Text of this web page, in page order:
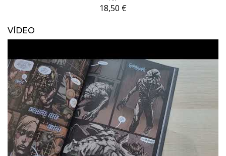
18,50 €
VÍDEO
ÚLTIMO NÚMERO PUBLICADO